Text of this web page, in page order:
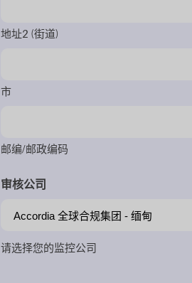
地址2 (街道)
市
邮编/邮政编码
审核公司
请选择您的监控公司